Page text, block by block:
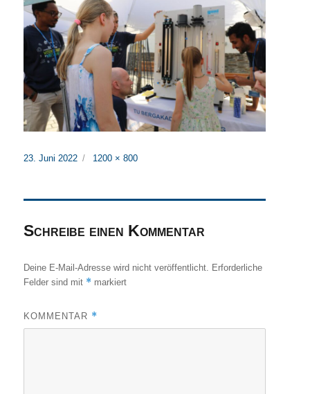
Veröffentlicht
23. Juni 2022 Originalgröße
1200 × 800
Schreibe einen Kommentar
Deine E-Mail-Adresse wird nicht veröffentlicht. Erforderliche
Felder sind mit * markiert
KOMMENTAR *